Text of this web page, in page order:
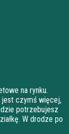
na rynku.
jest czymś więcej,
potrzebujesz
W drodze po